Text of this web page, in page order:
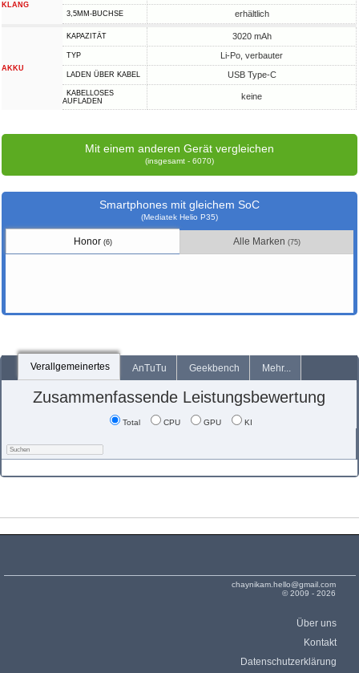
KLANG
3,5MM-BUCHSE erhältlich
AKKU
KAPAZITÄT 3020 mAh
TYP Li-Po, verbauter
LADEN ÜBER KABEL USB Type-C
KABELLOSES
AUFLADEN
keine
Mit einem anderen Gerät vergleichen
(insgesamt - 6070)
Smartphones mit gleichem SoC
(Mediatek Helio P35)
Honor (6) Alle Marken (75)
Verallgemeinertes AnTuTu Geekbench Mehr...
Zusammenfassende Leistungsbewertung
Total CPU GPU KI
chaynikam.hello@gmail.com
© 2009 - 2026
Über uns
Kontakt
Datenschutzerklärung